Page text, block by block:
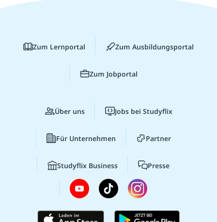
Zum Lernportal Zum Ausbildungsportal
Zum Jobportal
Über uns Jobs bei Studyflix
Für Unternehmen Partner
Studyflix Business Presse